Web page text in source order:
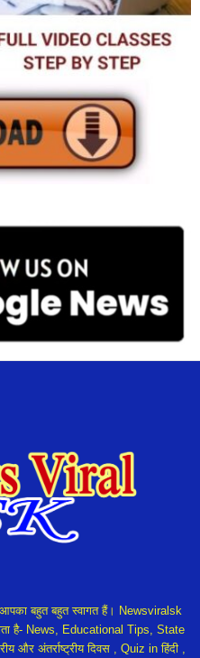
बहुत बहुत स्वागत हैं। Newsviralsk
है- News, Educational Tips, State
और अंतर्राष्ट्रीय दिवस , Quiz in हिंदी ,